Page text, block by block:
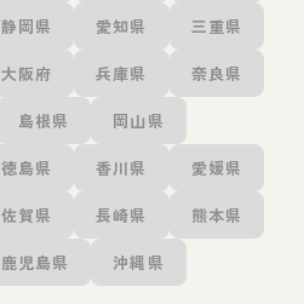
静岡県 愛知県 三重県
大阪府 兵庫県 奈良県
島根県 岡山県
徳島県 香川県 愛媛県
佐賀県 長崎県 熊本県
鹿児島県 沖縄県